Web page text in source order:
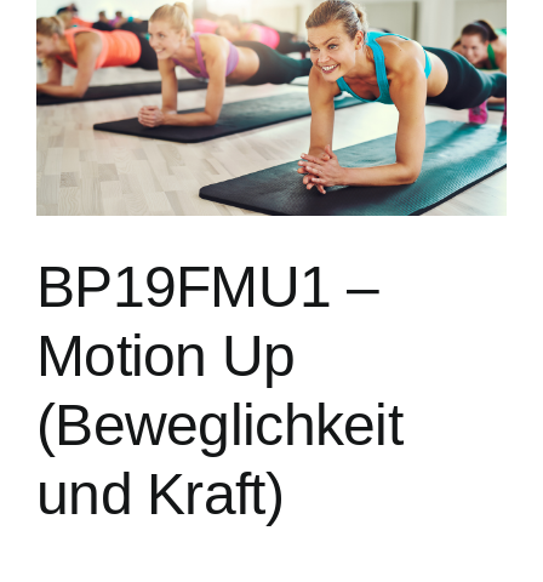
BP19FMU1 –
Motion Up
(Beweglichkeit
und Kraft)